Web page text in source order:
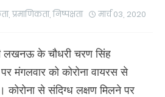
प्रमाणिकता, निष्पक्षता मार्च 03, 2020
लखनऊ के चौधरी चरण सिंह
मंगलवार को कोरोना वायरस से
कोरोना से संदिग्‍ध लक्षण मिलने पर